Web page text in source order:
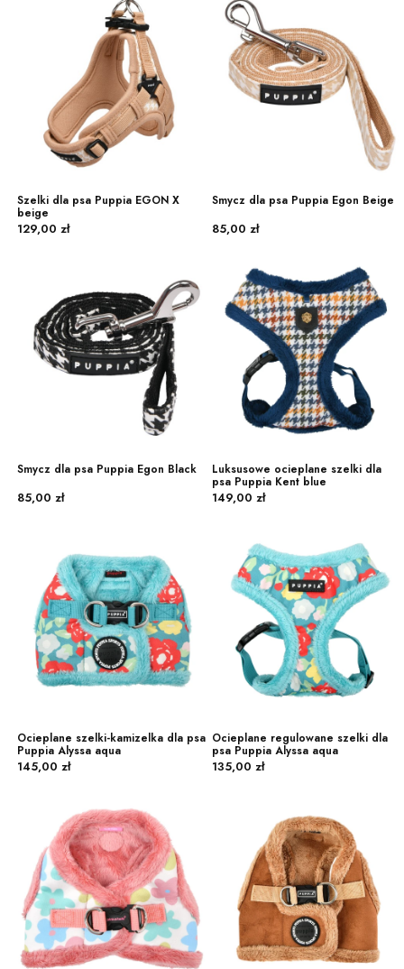
Szelki dla psa Puppia EGON X
beige
Cena
129,00 zł
Smycz dla psa Puppia Egon Beige
Cena
85,00 zł
Smycz dla psa Puppia Egon Black
Cena
85,00 zł
Luksusowe ocieplane szelki dla
psa Puppia Kent blue
Cena
149,00 zł
Ocieplane szelki-kamizelka dla psa
Puppia Alyssa aqua
Cena
145,00 zł
Ocieplane regulowane szelki dla
psa Puppia Alyssa aqua
Cena
135,00 zł